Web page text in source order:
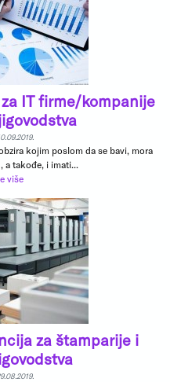
IT firme/kompanije
kojim poslom da se bavi, mora
takođe, i imati...
više
za štamparije i